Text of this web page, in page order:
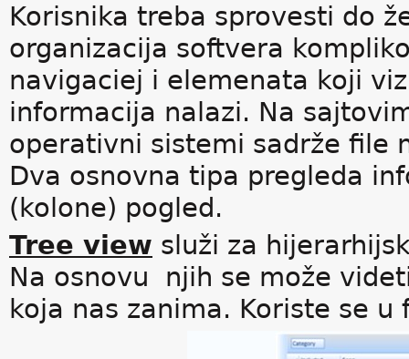
Korisnika treba sprovesti do
organizacija softvera
navigaciej i elemenata koji
informacija nalazi. Na
operativni sistemi sadrže file
Dva osnovna tipa pregleda
(kolone) pogled.
Tree view služi za
Na osnovu njih se može
koja nas zanima. Koriste se